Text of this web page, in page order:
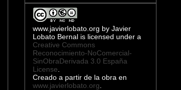
www.javierlobato.org by Javier
Lobato Bernal is licensed under a
Creative Commons
Reconocimiento-NoComercial-
SinObraDerivada 3.0 España
License
Creado a partir de la obra en
www.javierlobato.org